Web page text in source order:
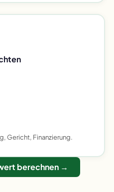
Gericht, Finanzierung.
berechnen →